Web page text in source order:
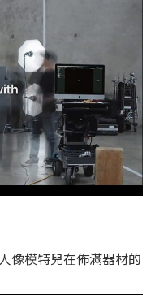
像模特兒在佈滿器材的